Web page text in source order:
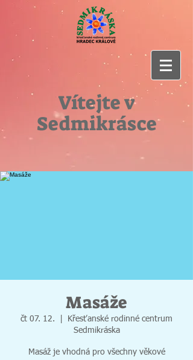
Vítejte v
Sedmikrásce
Masáže
čt 07. 12.
Křesťanské rodinné centrum
Sedmikráska
Masáž je vhodná pro všechny věkové